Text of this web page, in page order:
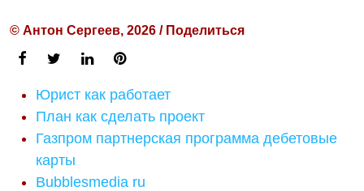
© Антон Сергеев, 2026 / Поделиться
Юрист как работает
План как сделать проект
Газпром партнерская программа дебетовые
карты
Bubblesmedia ru